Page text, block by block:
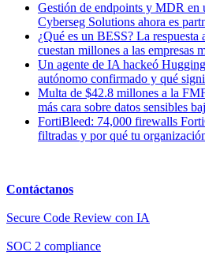
Gestión de endpoints y MDR en
Cyberseg Solutions ahora es
¿Qué es un BESS? La respuesta
cuestan millones a las empresas
Un agente de IA hackeó
autónomo confirmado y qué
Multa de $42.8 millones a la
más cara sobre datos sensibles
FortiBleed: 74,000 firewalls
filtradas y por qué tu
Contáctanos
Secure Code Review con IA
SOC 2 compliance